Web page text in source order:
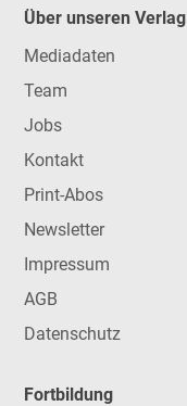
Über unseren Verlag
Mediadaten
Team
Jobs
Kontakt
Print-Abos
Newsletter
Impressum
AGB
Datenschutz
Fortbildung